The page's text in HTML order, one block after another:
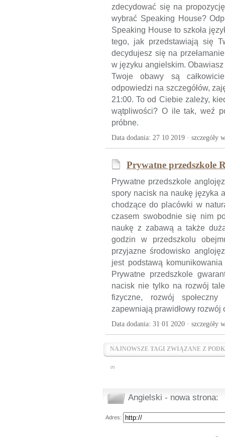
zdecydować się na
wybrać Speaking House?
Speaking House to szkoła
tego, jak przedstawiają się
decydujesz się na
w języku angielskim.
Twoje obawy są
odpowiedzi na szczegółów,
21:00. To od Ciebie zależy,
wątpliwości? O ile tak, weź
próbne.
Data dodania: 27 10 2019 · szczegóły
Prywatne przedszkole
Prywatne przedszkole
spory nacisk na naukę języka
chodzące do placówki w
czasem swobodnie się nim
naukę z zabawą a także
godzin w przedszkolu
przyjazne środowisko
jest podstawą
Prywatne przedszkole
nacisk nie tylko na rozwój
fizyczne, rozwój
zapewniają prawidłowy rozwój
Data dodania: 31 01 2020 · szczegóły
NAJNOWSZE TAGI ZWIĄZANE Z
(7)
Angielski - nowa strona:
Adres: